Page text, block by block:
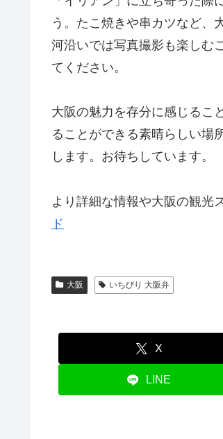
う。たこ焼きや串カツなど、
河沿いでは写真撮影も楽しむ
てください。
大阪の魅力を存分に感じるこ
ることができる素晴らしい場
します。お待ちしています。
より詳細な情報や大阪の観光
ド
大阪 いちびり 大阪弁
X
LINE